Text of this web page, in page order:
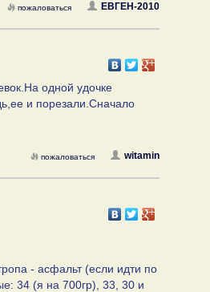
ЕВГЕН-2010
пожаловаться
одной удочке
и порезали.Сначало
witamin
пожаловаться
- асфальт (если идти по
34 (я на 700гр), 33, 30 и